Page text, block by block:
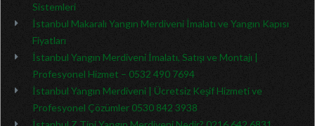
Sistemleri
İstanbul Makaralı Yangın Merdiveni İmalatı ve Yangın Kapısı
Fiyatları
İstanbul Yangın Merdiveni İmalatı, Satışı ve Montajı |
Profesyonel Hizmet – 0532 490 7694
İstanbul Yangın Merdiveni | Ücretsiz Keşif Hizmeti ve
Profesyonel Çözümler 0530 842 3938